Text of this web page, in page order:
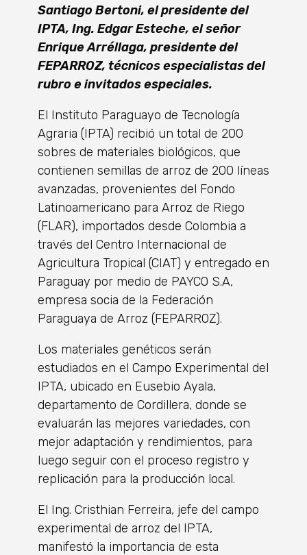
Santiago Bertoni, el presidente del
IPTA, Ing. Edgar Esteche, el señor
Enrique Arréllaga, presidente del
FEPARROZ, técnicos especialistas del
rubro e invitados especiales.
El Instituto Paraguayo de Tecnología
Agraria (IPTA) recibió un total de 200
sobres de materiales biológicos, que
contienen semillas de arroz de 200 líneas
avanzadas, provenientes del Fondo
Latinoamericano para Arroz de Riego
(FLAR), importados desde Colombia a
través del Centro Internacional de
Agricultura Tropical (CIAT) y entregado en
Paraguay por medio de PAYCO S.A,
empresa socia de la Federación
Paraguaya de Arroz (FEPARROZ).
Los materiales genéticos serán
estudiados en el Campo Experimental del
IPTA, ubicado en Eusebio Ayala,
departamento de Cordillera, donde se
evaluarán las mejores variedades, con
mejor adaptación y rendimientos, para
luego seguir con el proceso registro y
replicación para la producción local.
El Ing. Cristhian Ferreira, jefe del campo
experimental de arroz del IPTA,
manifestó la importancia de esta